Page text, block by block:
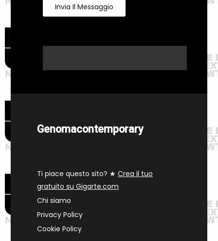
Invia Il Messaggio
Genomacontemporary
Ti piace questo sito? ★ Crea il tuo
gratuito su Gigarte.com
Chi siamo
Privacy Policy
Cookie Policy